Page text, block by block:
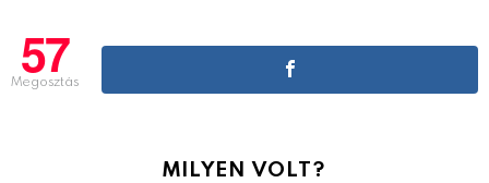
57
Megosztás
MILYEN VOLT?